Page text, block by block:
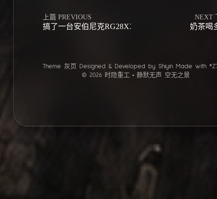
上篇 PREVIOUS
搞了一台安伯尼克RG28XX玩
NEXT
奶茶喝
Theme 灰页 Designed & Developed by Shiyin Made with
© 2026 时隐重工
静默无声 空无之景